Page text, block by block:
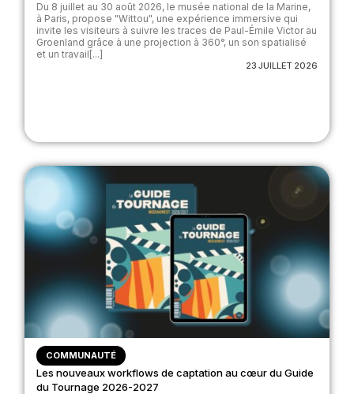
Du 8 juillet au 30 août 2026, le musée national de la Marine,
à Paris, propose "Wittou", une expérience immersive qui
invite les visiteurs à suivre les traces de Paul-Émile Victor au
Groenland grâce à une projection à 360°, un son spatialisé
et un travail[...]
23 JUILLET 2026
COMMUNAUTÉ
Les nouveaux workflows de captation au cœur du Guide
du Tournage 2026-2027